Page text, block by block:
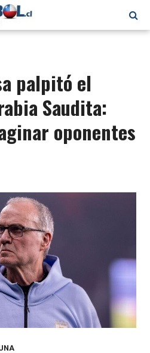
palpitó el
Saudita:
oponentes